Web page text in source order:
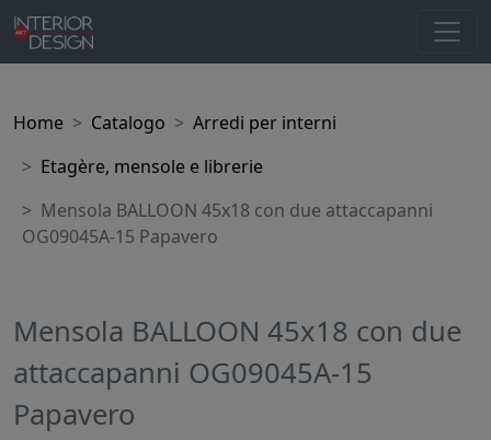
Home Catalogo
Arredi per interni
Etagère, mensole e librerie
Mensola BALLOON 45x18 con due attaccapanni
OG09045A-15 Papavero
Mensola BALLOON 45x18 con due
attaccapanni OG09045A-15
Papavero